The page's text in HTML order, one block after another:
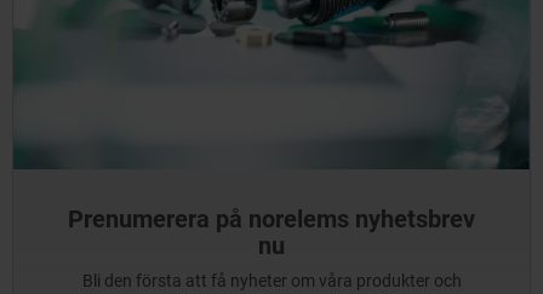
Prenumerera på norelems nyhetsbrev
nu
Bli den första att få nyheter om våra produkter och